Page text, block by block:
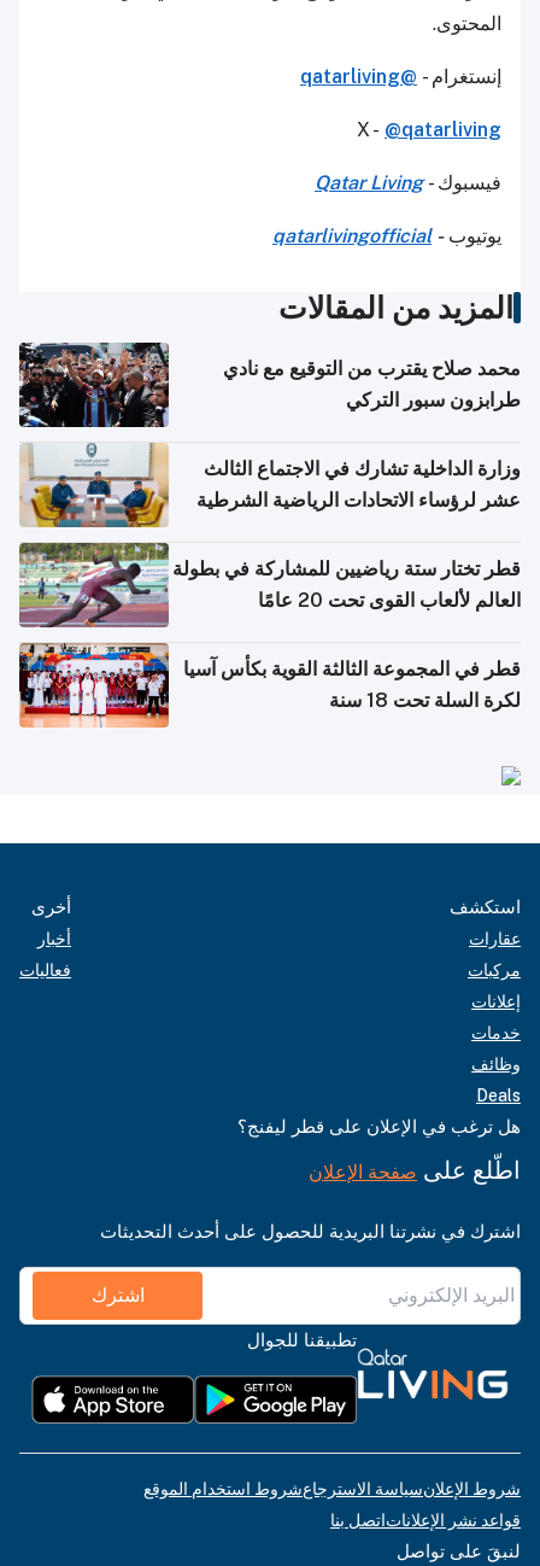
المحتوى.
إنستغرام - @qatarliving
X - @qatarliving
فيسبوك -Qatar Living
يوتيوب-
qatarlivingofficial
المزيد من المقالات
محمد صلاح يقترب من التوقيع مع نادي
طرابزون سبور التركي
وزارة الداخلية تشارك في الاجتماع الثالث
عشر لرؤساء الاتحادات الرياضية الشرطية
قطر تختار ستة رياضيين للمشاركة في بطولة
العالم لألعاب القوى تحت 20 عامًا
قطر في المجموعة الثالثة القوية بكأس آسيا
لكرة السلة تحت 18 سنة
استكشف
عقارات
مركبات
إعلانات
خدمات
وظائف
Deals
أخرى
أخبار
فعاليات
هل ترغب في الإعلان على قطر ليفنج؟
اطّلع على صفحة الإعلان
اشترك في نشرتنا البريدية للحصول على أحدث التحديثات
اشترك
تطبيقنا للجوال
شروط الإعلانسياسة الاسترجاعشروط استخدام الموقع
قواعد نشر الإعلاناتاتصل بنا
لنبقَ على تواصل